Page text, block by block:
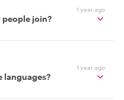
1 year ago
join?
1 year ago
languages?